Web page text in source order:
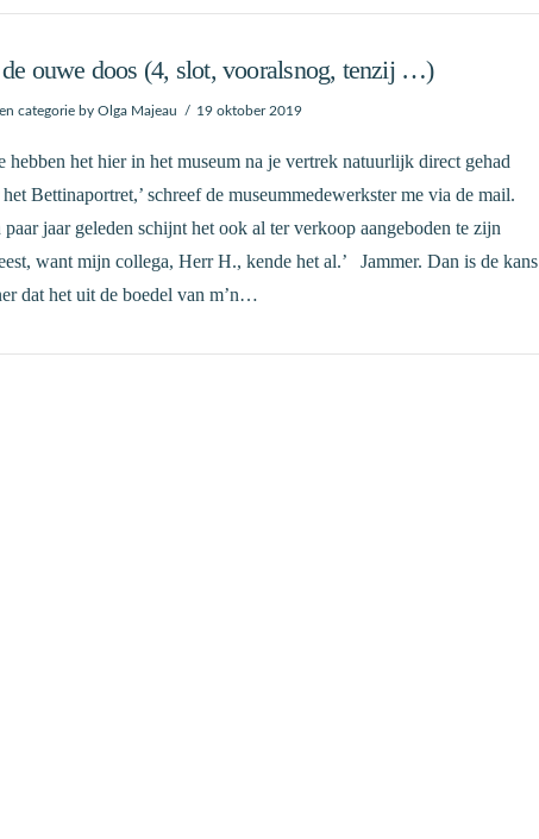
ouwe doos (4, slot, vooralsnog, tenzij …)
categorie by Olga Majeau 19 oktober 2019
hebben het hier in het museum na je vertrek natuurlijk direct gehad
Bettinaportret,’ schreef de museummedewerkster me via de mail.
paar jaar geleden schijnt het ook al ter verkoop aangeboden te zijn
want mijn collega, Herr H., kende het al.’ Jammer. Dan is de kans
dat het uit de boedel van m’n…